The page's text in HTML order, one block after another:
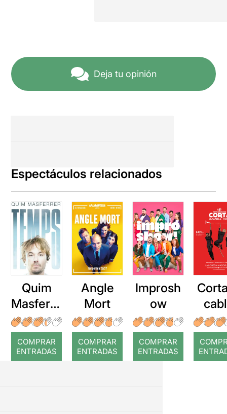
Deja tu opinión
Espectáculos relacionados
Quim
Masferre
r: Temps
COMPRAR
ENTRADAS
Angle
Mort
COMPRAR
ENTRADAS
Improsh
ow
COMPRAR
ENTRADAS